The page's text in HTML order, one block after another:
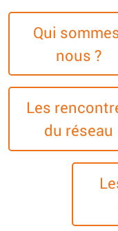
Qui
nous ?
Les
du réseau